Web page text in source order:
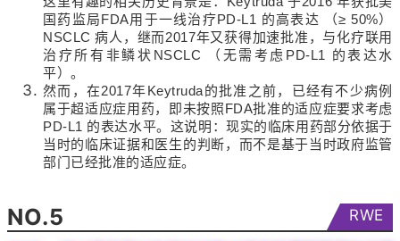
国药监局FDA用于一线治疗PD-L1 的高表达 （≥ 50%）
NSCLC 病人，继而2017年又获得加速批准，与化疗联用
治疗所有非鳞状NSCLC （无需考虑PD-L1 的表达水
平）。
然而，在2017年Keytruda的批准之前，已经有不少病例
属于超适应症用药，即未按照FDA批准的适应症要求考虑
PD-L1 的表达水平。这说明：现实的临床用药部分依据于
当时的临床证据和医生的判断，而不是基于当时政府监管
部门已经批准的适应症。
NO.5 RWE